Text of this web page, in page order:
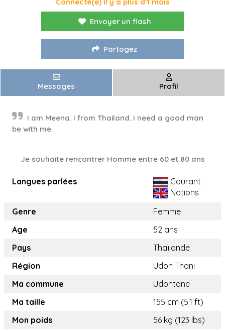
Connecté(e) il y a plus d'1 mois
Envoyer un flash
Partagez
Messages Profil
I am Meena. I from Thailand. I need a good man
be with me.
Je souhaite rencontrer Homme entre 60 et 80 ans
Langues parlées
Courant
Notions
Genre
Femme
Age
52 ans
Pays
Thaïlande
Région
Udon Thani
Ma commune
Udontane
Ma taille
155 cm (5.1 ft)
Mon poids
56 kg (123 lbs)